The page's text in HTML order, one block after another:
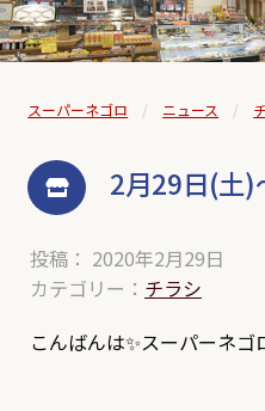
スーパーネゴロ ニュース
2月29日(土)
投稿： 2020年2月29日
カテゴリー： チラシ
こんばんは✨スーパーネゴ